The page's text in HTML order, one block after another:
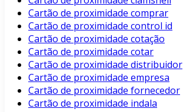
Cartão de proximidade comprar
Cartão de proximidade control id
Cartão de proximidade cotação
Cartão de proximidade cotar
Cartão de proximidade distribuidor
Cartão de proximidade empresa
Cartão de proximidade fornecedor
Cartão de proximidade indala